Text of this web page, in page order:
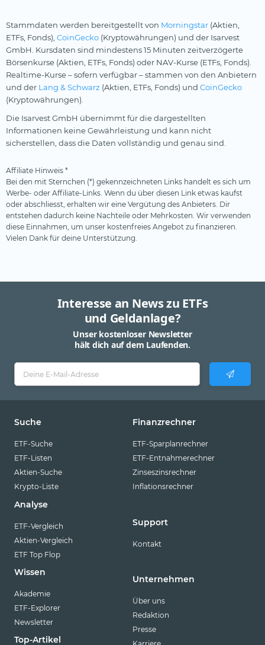
Stammdaten werden bereitgestellt von Morningstar (Aktien,
ETFs, Fonds), CoinGecko (Kryptowährungen) und der Isarvest
GmbH. Kursdaten sind mindestens 15 Minuten zeitverzögerte
Börsenkurse (Aktien, ETFs, Fonds) oder NAV-Kurse (ETFs, Fonds).
Realtime-Kurse – sofern verfügbar – stammen von den Anbietern
und der Lang & Schwarz (Aktien, ETFs, Fonds) und CoinGecko
(Kryptowährungen).
Die Isarvest GmbH übernimmt für die dargestellten
Informationen keine Gewährleistung und kann nicht
sicherstellen, dass die Daten vollständig und genau sind.
Affiliate Hinweis *
Bei den mit Sternchen (*) gekennzeichneten Links handelt es sich um
Werbe- oder Affiliate-Links. Wenn du über diesen Link etwas kaufst
oder abschliesst, erhalten wir eine Vergütung des Anbieters. Dir
entstehen dadurch keine Nachteile oder Mehrkosten. Wir verwenden
diese Einnahmen, um unser kostenfreies Angebot zu finanzieren.
Vielen Dank für deine Unterstützung.
Interesse an News zu ETFs
und Geldanlage?
Unser kostenloser Newsletter
hält dich auf dem Laufenden.
Suche
ETF-Suche
ETF-Listen
Aktien-Suche
Krypto-Liste
Analyse
ETF-Vergleich
Aktien-Vergleich
ETF Top Flop
Wissen
Akademie
ETF-Explorer
Newsletter
Top-Artikel
Finanzrechner
ETF-Sparplanrechner
ETF-Entnahmerechner
Zinseszinsrechner
Inflationsrechner
Support
Kontakt
Unternehmen
Über uns
Redaktion
Presse